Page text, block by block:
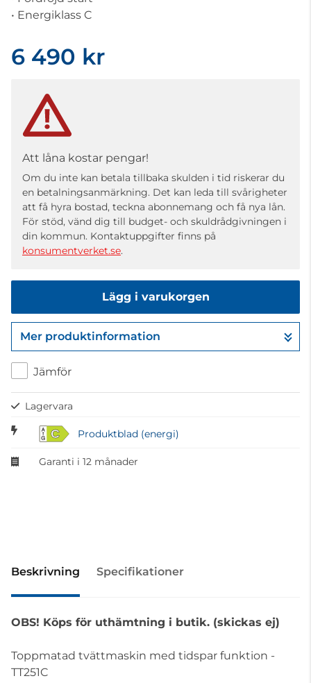
• Energiklass C
6 490 kr
Att låna kostar pengar!
Om du inte kan betala tillbaka skulden i tid riskerar du
en betalningsanmärkning. Det kan leda till svårigheter
att få hyra bostad, teckna abonnemang och få nya lån.
För stöd, vänd dig till budget- och skuldrådgivningen i
din kommun. Kontaktuppgifter finns på
konsumentverket.se.
Lägg i varukorgen
Gå till kassan
Mer produktinformation
Jämför
Lagervara
C Produktblad (energi)
Garanti i 12 månader
Beskrivning Specifikationer
OBS! Köps för uthämtning i butik. (skickas ej)
Toppmatad tvättmaskin med tidspar funktion -
TT251C